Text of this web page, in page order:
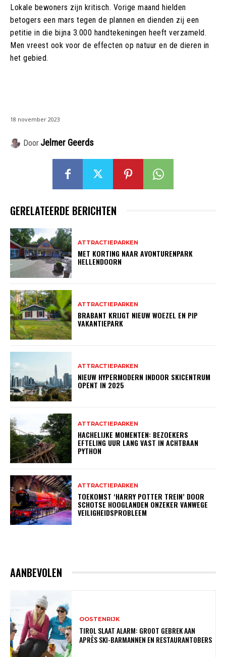
Lokale bewoners zijn kritisch. Vorige maand hielden
betogers een mars tegen de plannen en dienden zij een
petitie in die bijna 3.000 handtekeningen heeft verzameld.
Men vreest ook voor de effecten op natuur en de dieren in
het gebied.
18 november 2023
Door Jelmer Geerds
GERELATEERDE BERICHTEN
ATTRACTIEPARKEN
MET KORTING NAAR AVONTURENPARK
HELLENDOORN
ATTRACTIEPARKEN
BRABANT KRIJGT NIEUW WOEZEL EN PIP
VAKANTIEPARK
ATTRACTIEPARKEN
NIEUW HYPERMODERN INDOOR SKICENTRUM
OPENT IN 2025
ATTRACTIEPARKEN
HACHELIJKE MOMENTEN: BEZOEKERS
EFTELING UUR LANG VAST IN ACHTBAAN
PYTHON
ATTRACTIEPARKEN
TOEKOMST ‘HARRY POTTER TREIN’ DOOR
SCHOTSE HOOGLANDEN ONZEKER VANWEGE
VEILIGHEIDSPROBLEEM
AANBEVOLEN
OOSTENRIJK
TIROL SLAAT ALARM: GROOT GEBREK AAN
APRÈS SKI-BARMANNEN EN RESTAURANTOBERS